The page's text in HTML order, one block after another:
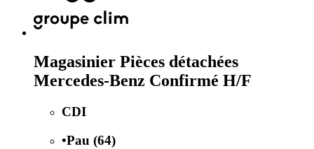
Magasinier Pièces détachées
Mercedes-Benz Confirmé H/F
CDI
•Pau (64)